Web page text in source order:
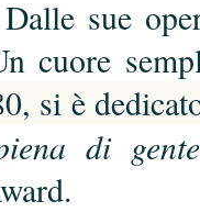
Dalle sue
cuore
si è
di gente